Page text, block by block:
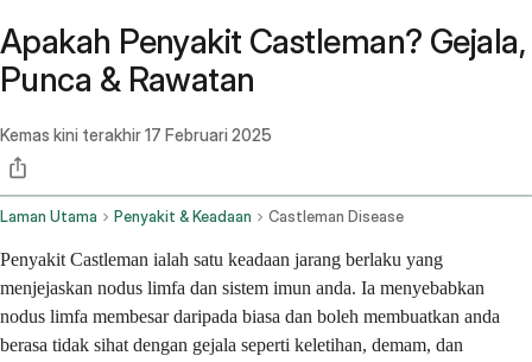
Apakah Penyakit Castleman? Gejala,
Punca & Rawatan
Kemas kini terakhir17 Februari 2025
Laman Utama Penyakit & Keadaan Castleman Disease
Penyakit Castleman ialah satu keadaan jarang berlaku yang
menjejaskan nodus limfa dan sistem imun anda. Ia menyebabkan
nodus limfa membesar daripada biasa dan boleh membuatkan anda
berasa tidak sihat dengan gejala seperti keletihan, demam, dan